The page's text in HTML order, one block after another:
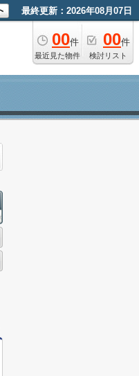
最終更新：2026年08月07日
00件
最近見た物件
00件
検討リスト